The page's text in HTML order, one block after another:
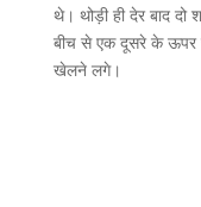
थे। थोड़ी ही देर बाद
बीच से एक दूसरे के ऊपर
खेलने लगे।